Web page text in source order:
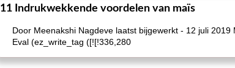
11 Indrukwekkende voordelen van maïs
Door Meenakshi Nagdeve laatst bijgewerkt - 12 juli
Eval (ez_write_tag ([![!336,280